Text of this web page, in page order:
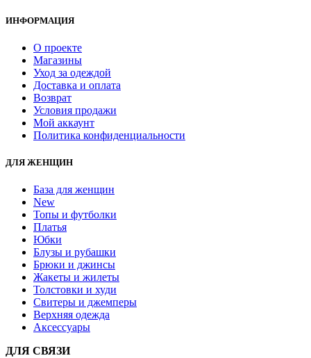
ИНФОРМАЦИЯ
О проекте
Магазины
Уход за одеждой
Доставка и оплата
Возврат
Условия продажи
Мой аккаунт
Политика конфиденциальности
ДЛЯ ЖЕНЩИН
База для женщин
New
Топы и футболки
Платья
Юбки
Блузы и рубашки
Брюки и джинсы
Жакеты и жилеты
Толстовки и худи
Свитеры и джемперы
Верхняя одежда
Аксессуары
ДЛЯ СВЯЗИ